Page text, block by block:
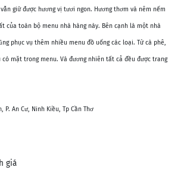
giữ được hương vị tươi ngon. Hương thơm và nêm nếm
của toàn bộ menu nhà hàng này. Bên cạnh là một nhà
phục vụ thêm nhiều menu đồ uống các loại. Từ cà phê,
mặt trong menu. Và đương nhiên tất cả đều được trang
An Cư, Ninh Kiều, Tp Cần Thơ
giá